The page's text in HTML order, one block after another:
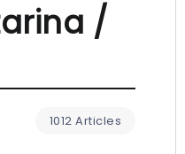
/
1012 Articles